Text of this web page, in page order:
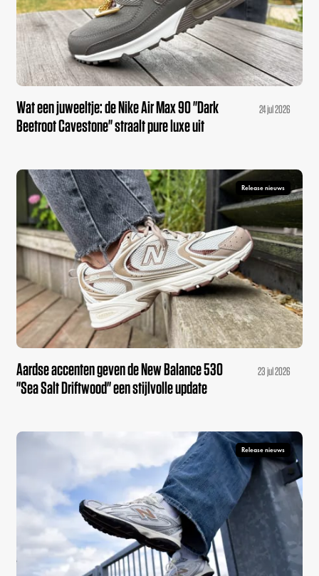
Wat een juweeltje: de Nike Air Max 90 "Dark
Beetroot Cavestone" straalt pure luxe uit
24 jul 2026
Release nieuws
Aardse accenten geven de New Balance 530
"Sea Salt Driftwood" een stijlvolle update
23 jul 2026
Release nieuws